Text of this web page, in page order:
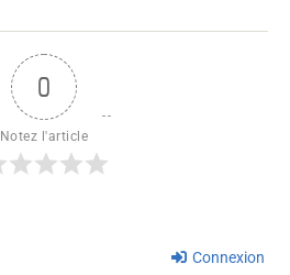
0
Notez l'article
Connexion